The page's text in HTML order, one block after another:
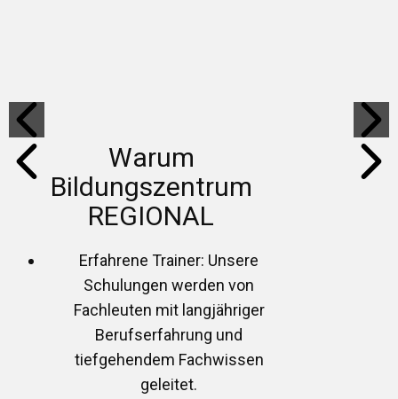
Warum
Bildungszentrum
REGIONAL
Erfahrene Trainer: Unsere
Schulungen werden von
Fachleuten mit langjähriger
Berufserfahrung und
tiefgehendem Fachwissen
geleitet.